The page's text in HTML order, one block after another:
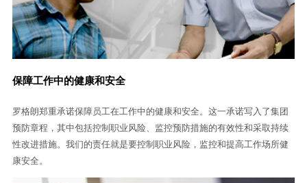
保障工作中的健康和安全
罗格朗郑重承诺保障员工在工作中的健康和安全。这一承诺写入了集团
预防章程，其中包括控制职业风险、监控预防措施的有效性和采取持续
性改进措施。我们的责任就是要控制职业风险，监控和提高工作场所健
康安全。